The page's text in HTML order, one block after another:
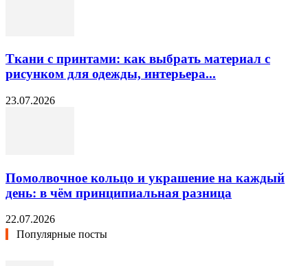
Ткани с принтами: как выбрать материал с
рисунком для одежды, интерьера...
23.07.2026
Помолвочное кольцо и украшение на каждый
день: в чём принципиальная разница
22.07.2026
Популярные посты